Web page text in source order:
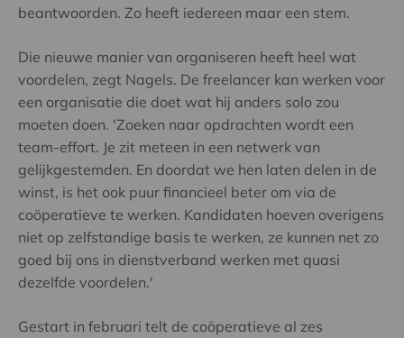
beantwoorden. Zo heeft iedereen maar een stem.
Die nieuwe manier van organiseren heeft heel wat
voordelen, zegt Nagels. De freelancer kan werken voor
een organisatie die doet wat hij anders solo zou
moeten doen. 'Zoeken naar opdrachten wordt een
team-effort. Je zit meteen in een netwerk van
gelijkgestemden. En doordat we hen laten delen in de
winst, is het ook puur financieel beter om via de
coöperatieve te werken. Kandidaten hoeven overigens
niet op zelfstandige basis te werken, ze kunnen net zo
goed bij ons in dienstverband werken met quasi
dezelfde voordelen.'
Gestart in februari telt de coöperatieve al zes